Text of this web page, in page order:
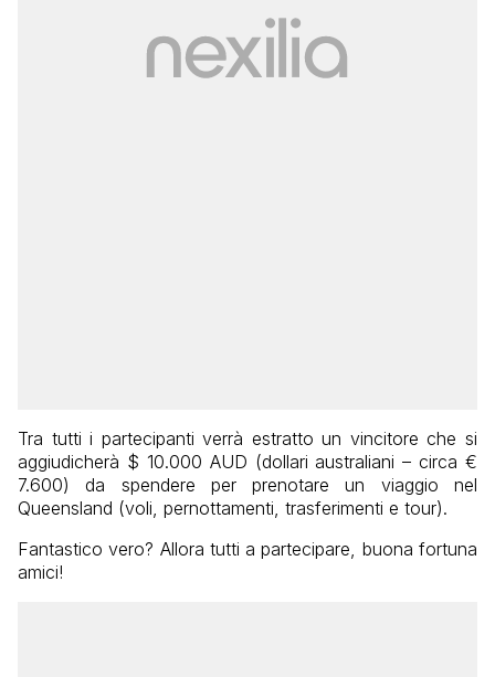
Tra tutti i partecipanti verrà estratto un vincitore che si
aggiudicherà $ 10.000 AUD (dollari australiani – circa €
7.600) da spendere per prenotare un viaggio nel
Queensland (voli, pernottamenti, trasferimenti e tour).
Fantastico vero? Allora tutti a partecipare, buona fortuna
amici!